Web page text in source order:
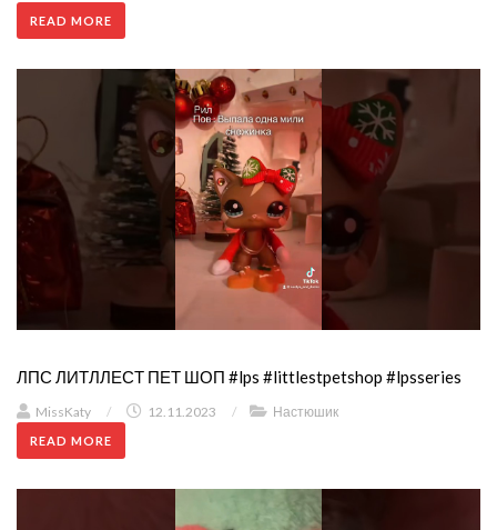
READ MORE
ЛПС ЛИТЛЛЕСТ ПЕТ ШОП #lps #littlestpetshop #lpsseries
MissKaty / 12.11.2023 / Настюшик
READ MORE